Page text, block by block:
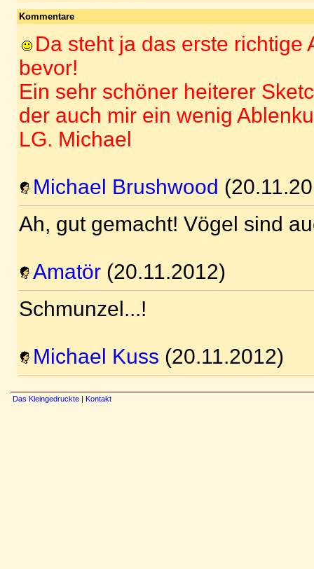
Kommentare
Da steht ja das erste richtige
bevor!
Ein sehr schöner heiterer
der auch mir ein wenig
LG. Michael
Michael Brushwood
Ah, gut gemacht! Vögel sind
Amatör (20.11.2012)
Schmunzel...!
Michael Kuss (20.11.2012)
Das Kleingedruckte | Kontakt